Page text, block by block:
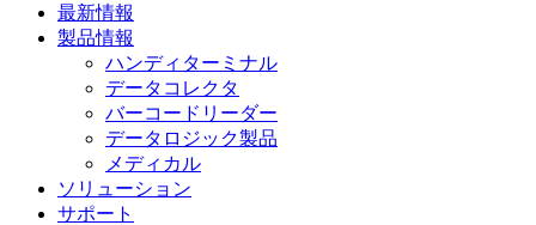
最新情報
製品情報
ハンディターミナル
データコレクタ
バーコードリーダー
データロジック製品
メディカル
ソリューション
サポート